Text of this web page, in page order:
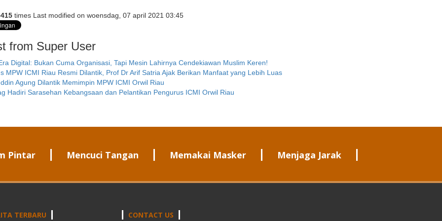
times Last modified on woensdag, 07 april 2021 03:45
from Super User
Digital: Bukan Cuma Organisasi, Tapi Mesin Lahirnya Cendekiawan Muslim Keren!
MPW ICMI Riau Resmi Dilantik, Prof Dr Arif Satria Ajak Berikan Manfaat yang Lebih Luas
Agung Dilantik Memimpin MPW ICMI Orwil Riau
Hadiri Sarasehan Kebangsaan dan Pelantikan Pengurus ICMI Orwil Riau
Pintar Mencuci Tangan Memakai Masker Menjaga Jarak
TERBARU CONTACT US